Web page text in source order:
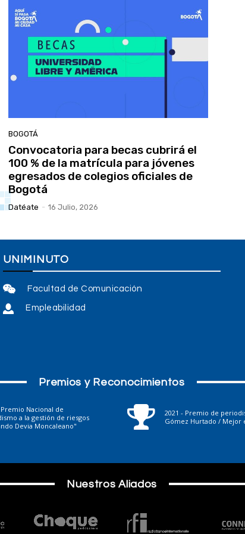
BOGOTÁ
Convocatoria para becas cubrirá el
100 % de la matrícula para jóvenes
egresados de colegios oficiales de
Bogotá
Datéate - 16 Julio, 2026
UNIMINUTO
Facultad de Comunicación
Empleabilidad
Premios y Reconocimientos
Premio Nacional de
a la gestión de riesgos
Devia Moncaleano"
2021 - Premio de
Gómez Hurtado / Mejor
Nuestros Aliados